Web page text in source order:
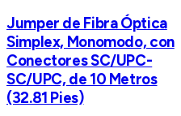
Jumper de Fibra Óptica
Simplex, Monomodo, con
Conectores SC/UPC-
SC/UPC, de 10 Metros
(32.81 Pies)